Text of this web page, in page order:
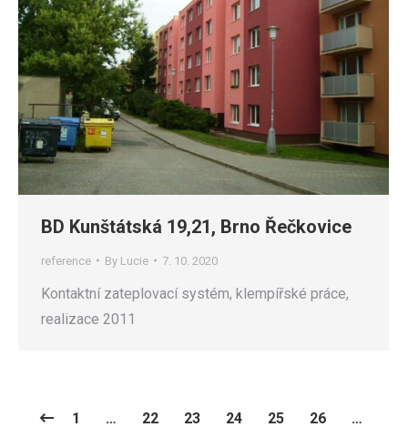
BD Kunštátská 19,21, Brno Řečkovice
reference By Lucie 7. 10. 2020
Kontaktní zateplovací systém, klempířské práce,
realizace 2011
1 … 22 23 24 25 26 …